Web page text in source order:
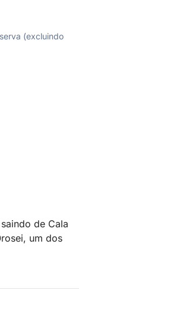
(excluindo
de Cala
um dos
falésias,
Goloritzé,